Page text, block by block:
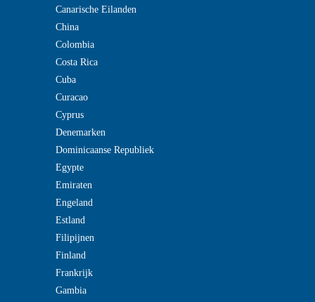
Canarische Eilanden
China
Colombia
Costa Rica
Cuba
Curacao
Cyprus
Denemarken
Dominicaanse Republiek
Egypte
Emiraten
Engeland
Estland
Filipijnen
Finland
Frankrijk
Gambia